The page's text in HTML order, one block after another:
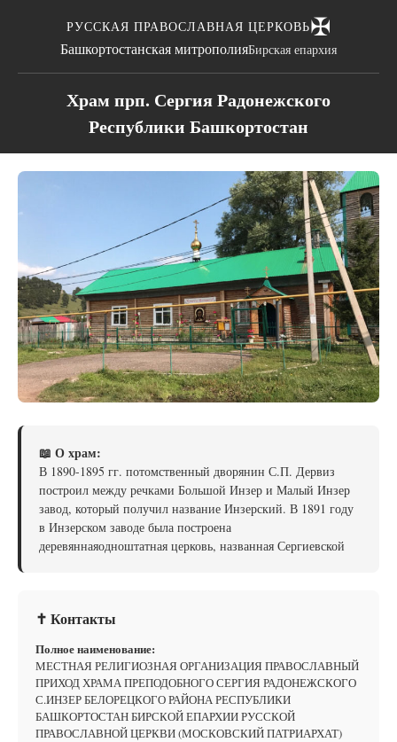
РУССКАЯ ПРАВОСЛАВНАЯ ЦЕРКОВЬ✠
Башкортостанская митрополияБирская епархия
Храм прп. Сергия Радонежского
Республики Башкортостан
📖 О храм:
В 1890-1895 гг. потомственный дворянин С.П. Дервиз
построил между речками Большой Инзер и Малый Инзер
завод, который получил название Инзерский. В 1891 году
в Инзерском заводе была построена
деревяннаяодноштатная церковь, названная Сергиевской
✝ Контакты
Полное наименование:
МЕСТНАЯ РЕЛИГИОЗНАЯ ОРГАНИЗАЦИЯ ПРАВОСЛАВНЫЙ
ПРИХОД ХРАМА ПРЕПОДОБНОГО СЕРГИЯ РАДОНЕЖСКОГО
С.ИНЗЕР БЕЛОРЕЦКОГО РАЙОНА РЕСПУБЛИКИ
БАШКОРТОСТАН БИРСКОЙ ЕПАРХИИ РУССКОЙ
ПРАВОСЛАВНОЙ ЦЕРКВИ (МОСКОВСКИЙ ПАТРИАРХАТ)